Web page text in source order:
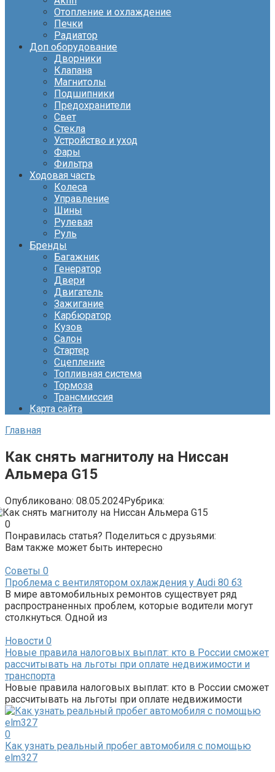
Отопление и охлаждение
Печки
Радиатор
Доп оборудование
Дворники
Клапана
Магнитолы
Подшипники
Предохранители
Свет
Стекла
Устройство и уход
Фары
Фильтра
Ходовая часть
Колеса
Управление
Шины
Рулевая
Руль
Бренды
Багажник
Генератор
Двери
Двигатель
Зажигание
Карбюратор
Кузов
Салон
Стартер
Сцепление
Топливная система
Тормоза
Трансмиссия
Карта сайта
Главная
Как снять магнитолу на Ниссан
Альмера G15
Опубликовано: 08.05.2024Рубрика:
0
Понравилась статья? Поделиться с друзьями:
Вам также может быть интересно
Советы 0
Проблема с вентилятором охлаждения у Audi 80 б3
В мире автомобильных ремонтов существует ряд
распространенных проблем, которые водители могут
столкнуться. Одной из
Новости 0
Новые правила налоговых выплат: кто в России сможет
рассчитывать на льготы при оплате недвижимости и
транспорта
Новые правила налоговых выплат: кто в России сможет
рассчитывать на льготы при оплате недвижимости
0
Как узнать реальный пробег автомобиля с помощью
elm327